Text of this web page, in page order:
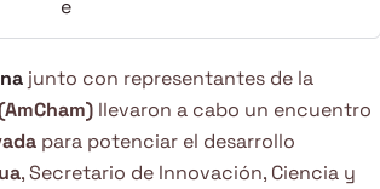
junto con representantes de la
llevaron a cabo un encuentro
para potenciar el desarrollo
, Secretario de Innovación, Ciencia y